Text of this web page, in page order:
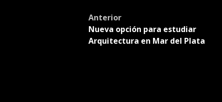
Post
navigation
Anterior
Nueva opción para estudiar
Arquitectura en Mar del Plata